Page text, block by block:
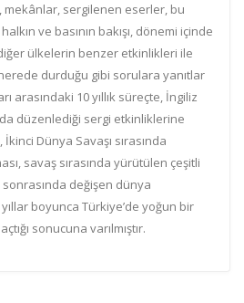
mekânlar, sergilenen eserler, bu
ve basının bakışı, dönemi içinde
ülkelerin benzer etkinlikleri ile
durduğu gibi sorulara yanıtlar
arasındaki 10 yıllık süreçte, İngiliz
düzenlediği sergi etkinliklerine
Dünya Savaşı sırasında
savaş sırasında yürütülen çeşitli
değişen dünya
boyunca Türkiye’de yoğun bir
sonucuna varılmıştır.